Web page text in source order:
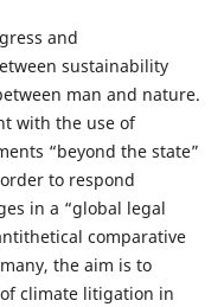
and
sustainability
man and nature.
with the use of
“beyond the state”
to respond
in a “global legal
comparative
the aim is to
climate litigation in